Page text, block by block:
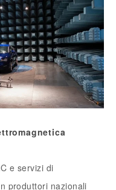
e servizi di
produttori nazionali